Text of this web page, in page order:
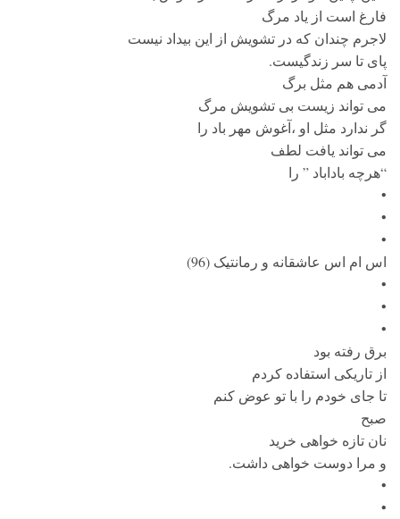
فارغ است از یاد مرگ
لاجرم چندان که در تشویش از این بیداد نیست
پای تا سر زندگیست.
آدمی هم مثل برگ
می تواند زیست بی تشویش مرگ
گر ندارد مثل او ،آغوش مهر باد را
می تواند یافت لطف
“هرچه باداباد ” را
•
•
•
اس ام اس عاشقانه و رمانتیک (96)
•
•
•
برق رفته بود
از تاریکی استفاده کردم
تا جای خودم را با تو عوض کنم
صبح
نان تازه خواهی خرید
و مرا دوست خواهی داشت.
•
•